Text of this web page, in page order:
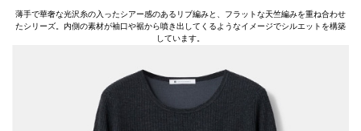
薄手で華奢な光沢糸の入ったシアー感のあるリブ編みと、フラットな天竺編みを重ね合わせ
たシリーズ。内側の素材が袖口や裾から噴き出してくるようなイメージでシルエットを構築
しています。